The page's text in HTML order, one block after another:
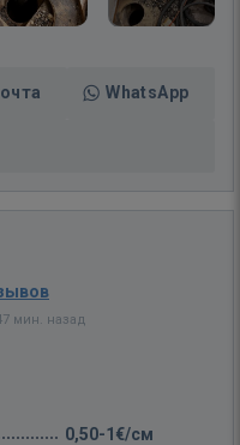
WhatsApp
мин. назад
0,50-1€/см